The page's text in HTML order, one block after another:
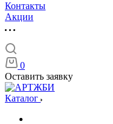
Контакты
Акции
0
Оставить заявку
Каталог